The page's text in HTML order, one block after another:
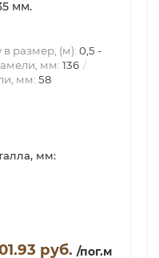
мм.
размер, (м): 0,5 -
мм: 136
мм: 58
мм:
руб. /пог.м